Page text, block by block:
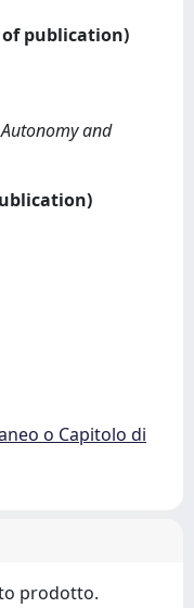
publication)
and
o Capitolo di
prodotto.